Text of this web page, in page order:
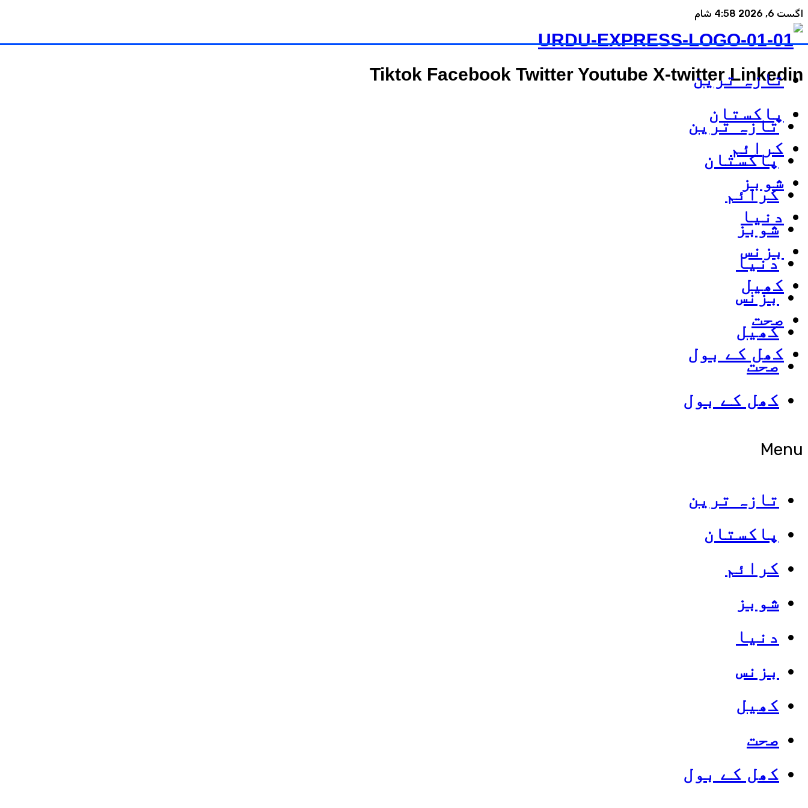
اگست 6, 2026 4:58 شام
Tiktok Facebook Twitter Youtube X-twitter Linkedin
تازہ ترین
پاکستان
کرائم
شوبز
دنیا
بزنس
کھیل
صحت
کھل کے بول
Menu
تازہ ترین
پاکستان
کرائم
شوبز
دنیا
بزنس
کھیل
صحت
کھل کے بول
تازہ ترین
پاکستان
کرائم
شوبز
دنیا
بزنس
کھیل
صحت
کھل کے بول